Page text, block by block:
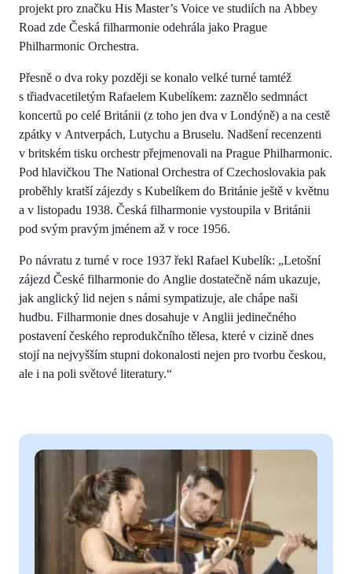
projekt pro značku His Master’s Voice ve studiích na Abbey
Road zde Česká filharmonie odehrála jako Prague
Philharmonic Orchestra.
Přesně o dva roky později se konalo velké turné tamtéž
s třiadvacetiletým Rafaelem Kubelíkem: zaznělo sedmnáct
koncertů po celé Británii (z toho jen dva v Londýně) a na cestě
zpátky v Antverpách, Lutychu a Bruselu. Nadšení recenzenti
v britském tisku orchestr přejmenovali na Prague Philharmonic.
Pod hlavičkou The National Orchestra of Czechoslovakia pak
proběhly kratší zájezdy s Kubelíkem do Británie ještě v květnu
a v listopadu 1938. Česká filharmonie vystoupila v Británii
pod svým pravým jménem až v roce 1956.
Po návratu z turné v roce 1937 řekl Rafael Kubelík: „Letošní
zájezd České filharmonie do Anglie dostatečně nám ukazuje,
jak anglický lid nejen s námi sympatizuje, ale chápe naši
hudbu. Filharmonie dnes dosahuje v Anglii jedinečného
postavení českého reprodukčního tělesa, které v cizině dnes
stojí na nejvyšším stupni dokonalosti nejen pro tvorbu českou,
ale i na poli světové literatury.“